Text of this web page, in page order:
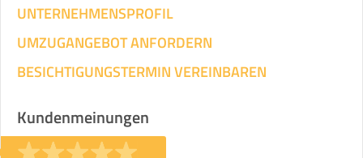
UNTERNEHMENSPROFIL
UMZUGANGEBOT ANFORDERN
BESICHTIGUNGSTERMIN VEREINBAREN
Kundenmeinungen